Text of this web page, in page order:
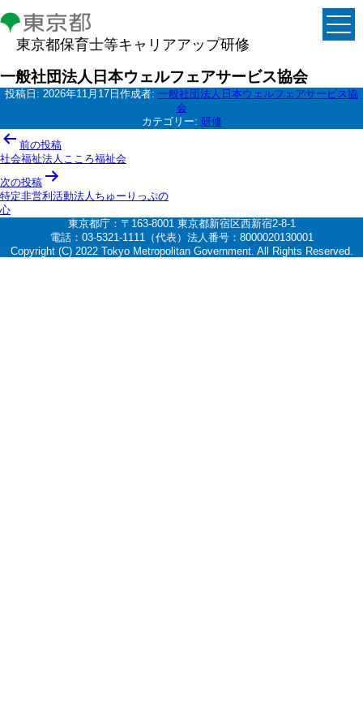
東京都保育士等キャリアアップ研修
一般社団法人日本ウェルフェアサービス協会
投稿日: 2026年11月17日 作成者: 一般社団法人日本ウェルフェアサービス協
会
カテゴリー: 研修
投
稿
ナ
ビ
ゲ
ー
前の投稿
社会福祉法人こころ福祉会
次の投稿
特定非営利活動法人ちゅーりっぷの
心
東京都庁：〒163-8001 東京都新宿区西新宿2-8-1
電話：03-5321-1111（代表）法人番号：8000020130001
Copyright (C) 2022 Tokyo Metropolitan Government. All Rights Reserved.